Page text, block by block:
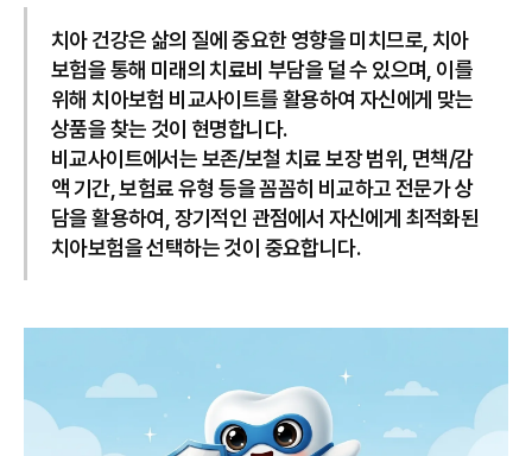
치아 건강은 삶의 질에 중요한 영향을 미치므로, 치아
보험을 통해 미래의 치료비 부담을 덜 수 있으며, 이를
위해 치아보험 비교사이트를 활용하여 자신에게 맞는
상품을 찾는 것이 현명합니다.
비교사이트에서는 보존/보철 치료 보장 범위, 면책/감
액 기간, 보험료 유형 등을 꼼꼼히 비교하고 전문가 상
담을 활용하여, 장기적인 관점에서 자신에게 최적화된
치아보험을 선택하는 것이 중요합니다.